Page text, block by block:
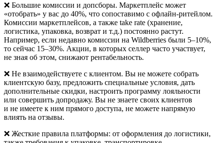
❌ Большие комиссии и допсборы. Маркетплейс может
«отобрать» у вас до 40%, что сопоставимо с офлайн-ритейлом.
Комиссии маркетплейсов, а также take rate (хранение,
логистика, упаковка, возврат и т.д.) постоянно растут.
Например, если недавно комиссии на Wildberries были 5–10%,
то сейчас 15–30%. Акции, в которых селлер часто участвует,
не зная об этом, снижают рентабельность.
❌ Не взаимодействуете с клиентом. Вы не можете собрать
клиентскую базу, предложить специальные условия, дать
дополнительные скидки, настроить программу лояльности
или совершить допродажу. Вы не знаете своих клиентов
и не имеете к ним прямого доступа, не можете напрямую
влиять на отзывы.
❌ Жесткие правила платформы: от оформления до логистики,